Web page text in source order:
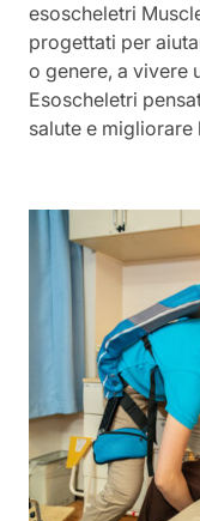
esoscheletri
progettati per
o genere, a vivere
Esoscheletri
salute e migliorare